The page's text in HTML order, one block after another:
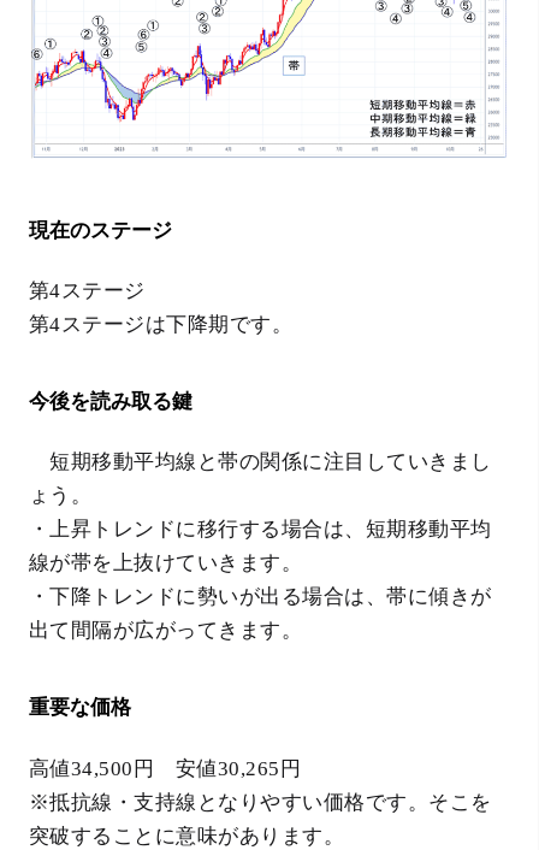
現在のステージ
第4ステージ
第4ステージは下降期です。
今後を読み取る鍵
短期移動平均線と帯の関係に注目していきまし
ょう。
・上昇トレンドに移行する場合は、短期移動平均
線が帯を上抜けていきます。
・下降トレンドに勢いが出る場合は、帯に傾きが
出て間隔が広がってきます。
重要な価格
高値34,500円 安値30,265円
※抵抗線・支持線となりやすい価格です。そこを
突破することに意味があります。